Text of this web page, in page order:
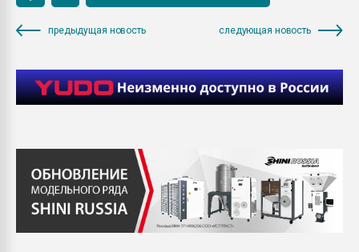
предыдущая новость следующая новость